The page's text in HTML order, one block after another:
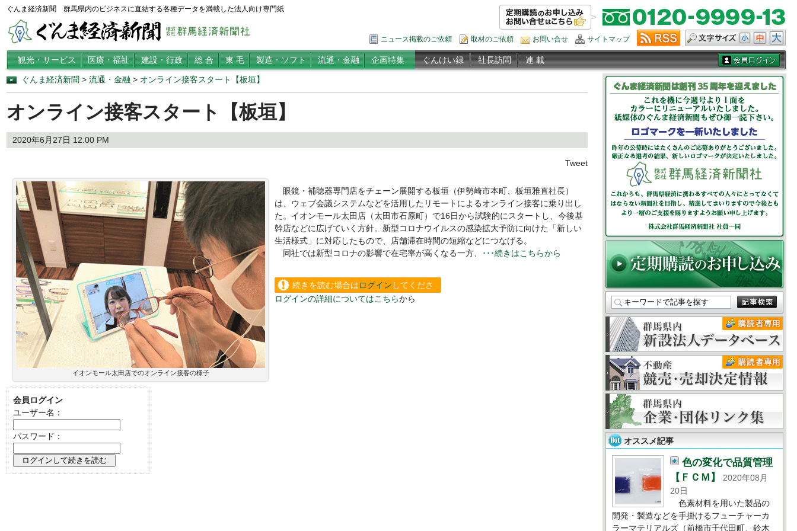
ぐんま経済新聞 群馬県内のビジネスに直結する各種データを満載した法人向け専門紙
ニュース掲載のご依頼 取材のご依頼 お問い合せ サイトマップ
観光・サービス 医療・福祉 建設・行政 総 合 東 毛 製造・ソフト 流通・金融 企画特集 ぐんけい録 社長訪問 連 載
ぐんま経済新聞 > 流通・金融 > オンライン接客スタート【板垣】
オンライン接客スタート【板垣】
2020年6月27日 12:00 PM
Tweet
イオンモール太田店でのオンライン接客の様子
眼鏡・補聴器専門店をチェーン展開する板垣（伊勢崎市本町、板垣雅直社長）
は、ウェブ会議システムなどを活用したリモートによるオンライン接客に乗り出し
た。イオンモール太田店（太田市石原町）で16日から試験的にスタートし、今後基
幹店などに広げていく方針。新型コロナウイルスの感染拡大予防に向けた「新しい
生活様式」に対応したもので、店舗滞在時間の短縮などにつなげる。
同社では新型コロナの影響で在宅率が高くなる一方、
･･･続きはこちらから
続きを読む場合はログイン してくださ
い。
ログインの詳細についてはこちらから
会員ログイン
ユーザー名：
パスワード： オススメ記事
色の変化で品質管理
【ＦＣＭ】
2020年08月
20日
色素材料を用いた製品の
開発・製造などを手掛けるフューチャーカ
ラーマテリアルズ（前橋市千代田町、鈴木